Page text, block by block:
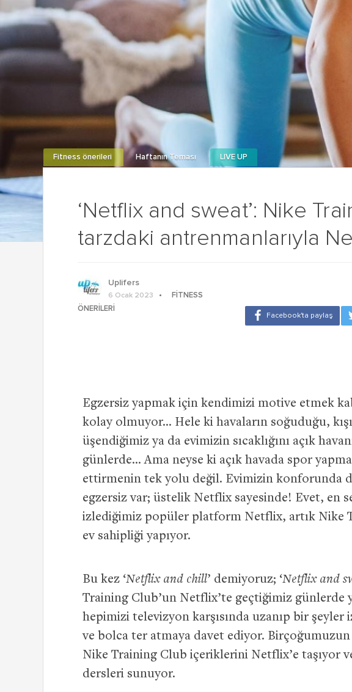
‘Netflix and sweat’: Nike
tarzdaki antrenmanlarıyla
Fitness önerileri Haftanın Teması LIVE UP
Uplifers
6 Ocak 2023
FITNESS
ÖNERILERI
Egzersiz yapmak için kendimizi motive etmek
kolay olmuyor… Hele ki havaların soğuduğu,
üşendiğimiz ya da evimizin sıcaklığını açık
günlerde… Ama neyse ki açık havada spor
ettirmenin tek yolu değil. Evimizin konforunda
egzersiz var; üstelik Netflix sayesinde! Evet, en
izlediğimiz popüler platform Netflix, artık Nike
ev sahipliği yapıyor.
Bu kez ‘Netflix and chill’ demiyoruz; ‘Netflix and
Training Club’un Netflix’te geçtiğimiz günlerde
hepimizi televizyon karşısında uzanıp bir
ve bolca ter atmaya davet ediyor. Birçoğumuzun
Nike Training Club içeriklerini Netflix’e taşıyor
dersleri sunuyor.